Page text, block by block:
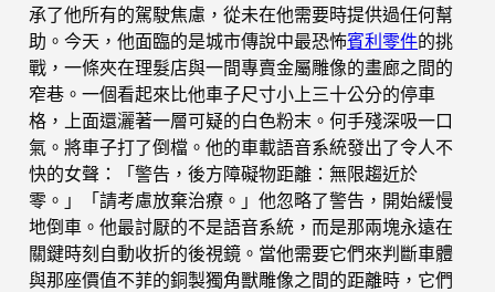
承了他所有的駕駛焦慮，從未在他需要時提供過任何幫
助。今天，他面臨的是城市傳說中最恐怖賓利零件的挑
戰，一條夾在理髮店與一間專賣金屬雕像的畫廊之間的
窄巷。一個看起來比他車子尺寸小上三十公分的停車
格，上面還灑著一層可疑的白色粉末。何手殘深吸一口
氣。將車子打了倒檔。他的車載語音系統發出了令人不
快的女聲：「警告，後方障礙物距離：無限趨近於
零。」「請考慮放棄治療。」他忽略了警告，開始緩慢
地倒車。他最討厭的不是語音系統，而是那兩塊永遠在
關鍵時刻自動收折的後視鏡。當他需要它們來判斷車體
與那座價值不菲的銅製獨角獸雕像之間的距離時，它們